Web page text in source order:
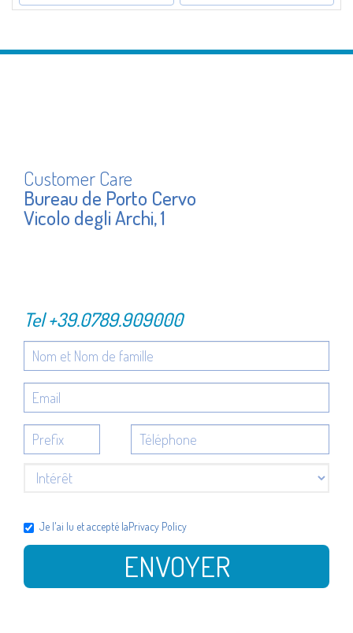
Customer Care
Bureau de Porto Cervo
Vicolo degli Archi, 1
Tel+39.0789.909000
Je l'ai lu et accepté laPrivacy Policy
ENVOYER